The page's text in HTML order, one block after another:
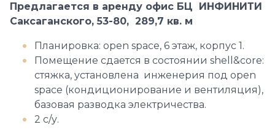
Предлагается в аренду офис БЦ ИНФИНИТИ
Саксаганского, 53-80, 289,7 кв. м
Планировка: open space, 6 этаж, корпус 1.
Помещение сдается в состоянии shell&core:
стяжка, установлена инженерия под open
space (кондиционирование и вентиляция),
базовая разводка электричества.
2 с/у.